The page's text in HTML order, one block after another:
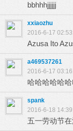
bbhhhjjjjjj
xxiaozhu
2016-6-17
Azusa Ito
a469537261
2016-6-17
哈哈哈哈哈
spank
2016-6-18
五一劳动节